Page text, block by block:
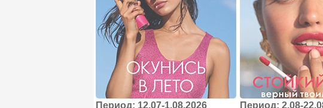
Период: 12.07-1.08.2026 Период: 2.08-